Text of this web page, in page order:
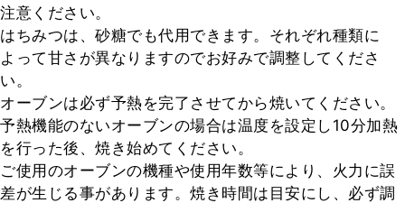
注意ください。
はちみつは、砂糖でも代用できます。それぞれ種類に
よって甘さが異なりますのでお好みで調整してくださ
い。
オーブンは必ず予熱を完了させてから焼いてください。
予熱機能のないオーブンの場合は温度を設定し10分加熱
を行った後、焼き始めてください。
ご使用のオーブンの機種や使用年数等により、火力に誤
差が生じる事があります。焼き時間は目安にし、必ず調